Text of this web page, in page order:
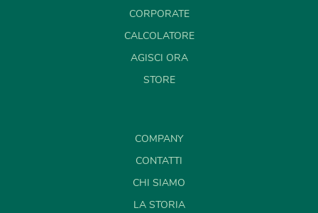
CORPORATE
CALCOLATORE
AGISCI ORA
STORE
COMPANY
CONTATTI
CHI SIAMO
LA STORIA